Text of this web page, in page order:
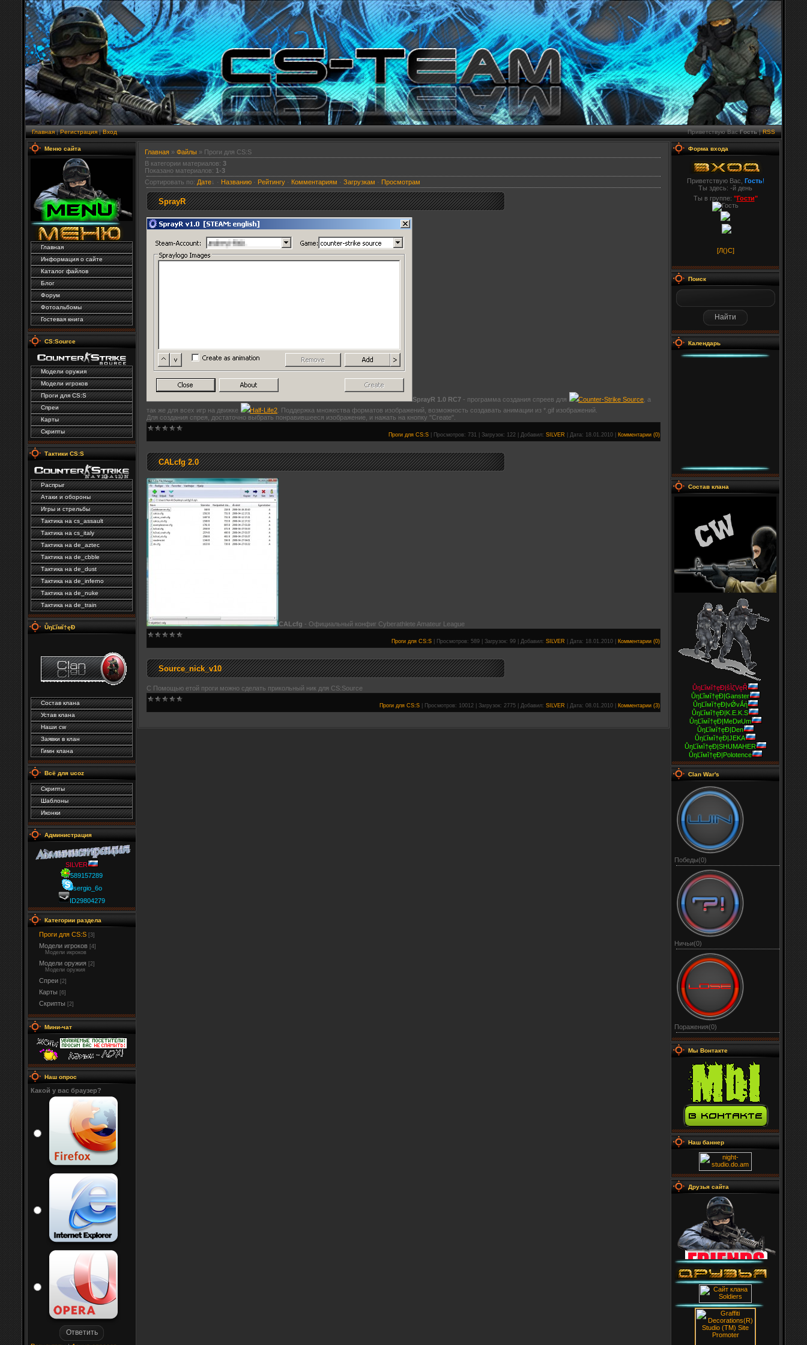
Главная|Регистрация|Вход Приветствую Вас Гость|RSS
Меню сайта
Главная
Информация о сайте
Каталог файлов
Блог
Форум
Фотоальбомы
Гостевая книга
CS:Source
Модели оружия
Модели игроков
Проги для CS:S
Спреи
Карты
Скрипты
Тактики CS:S
Распрыг
Атаки и обороны
Игры и стрельбы
Тактика на cs_assault
Тактика на сs_italy
Тактика на de_aztec
Тактика на de_cbble
Тактика на de_dust
Тактика на de_inferno
Тактика на de_nuke
Тактика на de_train
ŮŋĽĭмĭ†ęÐ
Состав клана
Устав клана
Наши cw
Заявки в клан
Гимн клана
Всё для ucoz
Скрипты
Шаблоны
Иконки
Администрация
SILVER
589157289
sergio_6o
ID29804279
Категории раздела
Проги для CS:S [3]
Модели игроков [4]
Модели икроков
Модели оружия [2]
Модели оружия
Спреи [2]
Карты [6]
Скрипты [2]
Мини-чат
Наш опрос
Какой у вас браузер?
Главная » Файлы » Проги для CS:S
В категории материалов: 3
Показано материалов: 1-3
Сортировать по: Дате · Названию · Рейтингу · Комментариям · Загрузкам · Просмотрам
SprayR
SprayR 1.0 RC7 - программа создания спреев для Counter-Strike Source , а
так же для всех игр на движке
Half-Life2 . Поддержка множества форматов изображений, возможность создавать анимации из *.gif изображений.
Для создания спрея, достаточно выбрать понравившееся изображение, и нажать на кнопку "Create".
Проги для CS:S Просмотров: 731 Загрузок: 122 Добавил: SILVER Дата: 18.01.2010 Комментарии (0)
CALcfg 2.0
CALcfg - Официальный конфиг Cyberathlete Amateur League
Проги для CS:S Просмотров: 589 Загрузок: 99 Добавил: SILVER Дата: 18.01.2010 Комментарии (0)
Source_nick_v10
С Помощью етой проги можно сделать прикольный ник для CS:Source
Проги для CS:S Просмотров: 10012 Загрузок: 2775 Добавил: SILVER Дата: 08.01.2010 Комментарии (3)
Форма входа
Приветствую Вас, Гость!
Ты здесь: -й день
Ты в группе: "Гости"
[Л()С]
Поиск
Календарь
Состав клана
ŮŋĽĭмĭ†ęĐ|šÌζVęŘ
ŮŋĽĭмĭ†ęĐ|Ganster
ŮŋĽĭмĭ†ęĐ|vǾvǺή
ŮŋĽĭмĭ†ęĐ|K.E.K.S
ŮŋĽĭмĭ†ęĐ|MeDиUm
ŮŋĽĭмĭ†ęĐ|Den
ŮŋĽĭмĭ†ęĐ|JEKA
ŮŋĽĭмĭ†ęĐ|SHUMAHER
ŮŋĽĭмĭ†ęĐ|Polotence
Clan War's
Победы(0)
Ничьи(0)
Поражения(0)
Мы Вонтакте
Наш баннер
Друзья сайта